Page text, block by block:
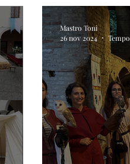
Mastro Toni
26 nov 2024